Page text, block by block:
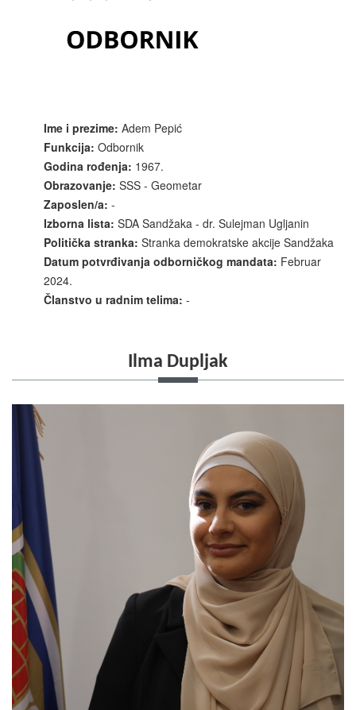
Ime i prezime: Adem Pepić
Funkcija: Odbornik
Godina rođenja: 1967.
Obrazovanje: SSS - Geometar
Zaposlen/a: -
Izborna lista: SDA Sandžaka - dr. Sulejman Ugljanin
Politička stranka: Stranka demokratske akcije Sandžaka
Datum potvrđivanja odborničkog mandata: Februar
2024.
Članstvo u radnim telima: -
Ilma Dupljak